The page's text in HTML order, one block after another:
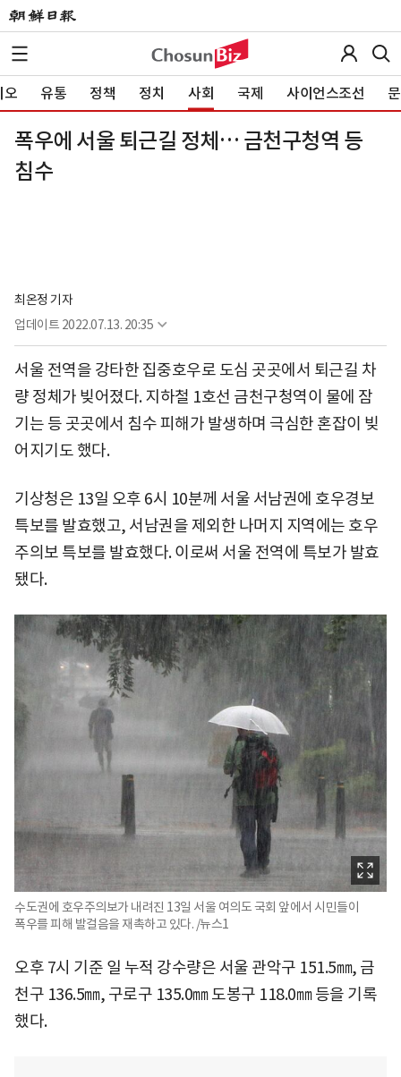
오 유통 정책 정치 사회 국제 사이언스조선
폭우에 서울 퇴근길 정체… 금천구청역 등
침수
최온정 기자
업데이트 2022.07.13. 20:35
서울 전역을 강타한 집중호우로 도심 곳곳에서 퇴근길 차
량 정체가 빚어졌다. 지하철 1호선 금천구청역이 물에 잠
기는 등 곳곳에서 침수 피해가 발생하며 극심한 혼잡이 빚
어지기도 했다.
기상청은 13일 오후 6시 10분께 서울 서남권에 호우경보
특보를 발효했고, 서남권을 제외한 나머지 지역에는 호우
주의보 특보를 발효했다. 이로써 서울 전역에 특보가 발효
됐다.
수도권에 호우주의보가 내려진 13일 서울 여의도 국회 앞에서 시민들이
폭우를 피해 발걸음을 재촉하고 있다. /뉴스1
오후 7시 기준 일 누적 강수량은 서울 관악구 151.5㎜, 금
천구 136.5㎜, 구로구 135.0㎜ 도봉구 118.0㎜ 등을 기록
했다.